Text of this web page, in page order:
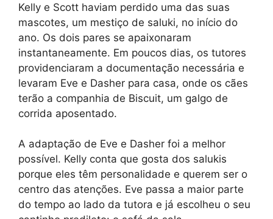
Kelly e Scott haviam perdido uma das suas
mascotes, um mestiço de saluki, no início do
ano. Os dois pares se apaixonaram
instantaneamente. Em poucos dias, os tutores
providenciaram a documentação necessária e
levaram Eve e Dasher para casa, onde os cães
terão a companhia de Biscuit, um galgo de
corrida aposentado.
A adaptação de Eve e Dasher foi a melhor
possível. Kelly conta que gosta dos salukis
porque eles têm personalidade e querem ser o
centro das atenções. Eve passa a maior parte
do tempo ao lado da tutora e já escolheu o seu